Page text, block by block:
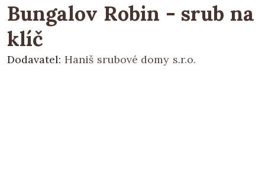
Bungalov Robin - srub na
klíč
Dodavatel: Haniš srubové domy s.r.o.